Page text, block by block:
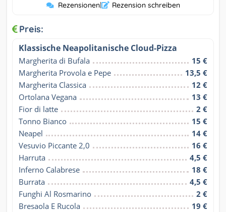
Rezensionen| Rezension schreiben
Preis:
Klassische Neapolitanische Cloud-Pizza
Margherita di Bufala
15 €
Margherita Provola e Pepe
13,5 €
Margherita Classica
12 €
Ortolana Vegana
13 €
Fior di latte
2 €
Tonno Bianco
15 €
Neapel
14 €
Vesuvio Piccante 2,0
16 €
Harruta
4,5 €
Inferno Calabrese
18 €
Burrata
4,5 €
Funghi Al Rosmarino
2 €
Bresaola E Rucola
19 €